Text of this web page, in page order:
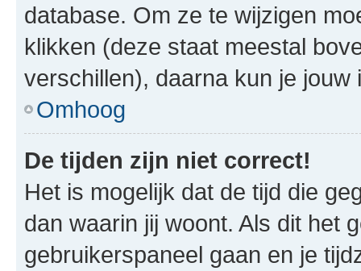
database. Om ze te wijzigen
klikken (deze staat meestal
verschillen), daarna kun je jouw
Omhoog
De tijden zijn niet correct!
Het is mogelijk dat de tijd die
dan waarin jij woont. Als dit het
gebruikerspaneel gaan en je